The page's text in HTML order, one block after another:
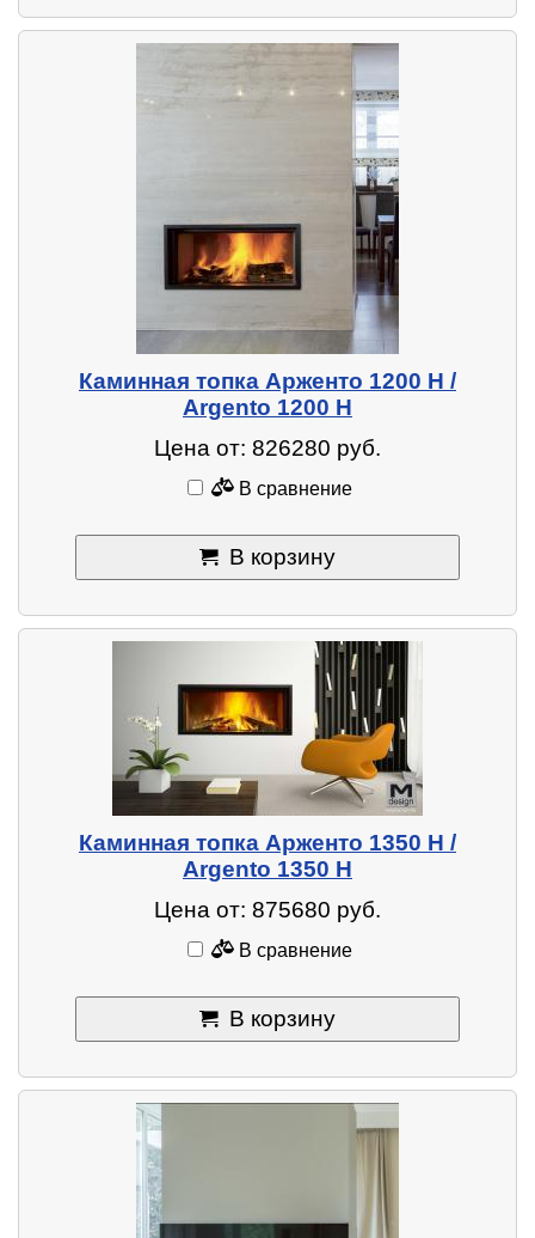
Каминная топка Арженто 1200 H /
Argento 1200 H
Цена от: 826280 руб.
В сравнение
В корзину
Каминная топка Арженто 1350 H /
Argento 1350 H
Цена от: 875680 руб.
В сравнение
В корзину